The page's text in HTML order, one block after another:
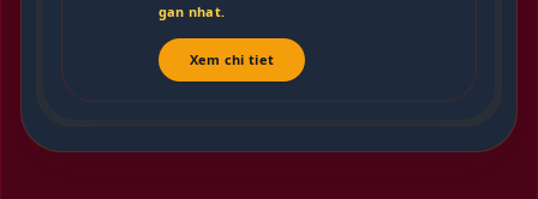
gan nhat.
Xem chi tiet